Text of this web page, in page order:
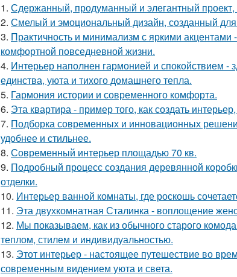
1. Сдержанный, продуманный и элегантный
2. Смелый и эмоциональный дизайн, созданный
3. Практичность и минимализм с яркими акцентами
комфортной повседневной жизни.
4. Интерьер наполнен гармонией и спокойствием -
единства, уюта и тихого домашнего тепла.
5. Гармония истории и современного комфорта.
6. Эта квартира - пример того, как создать
7. Подборка современных и инновационных
удобнее и стильнее.
8. Современный интерьер площадью 70 кв.
9. Подробный процесс создания деревянной
отделки.
10. Интерьер ванной комнаты, где роскошь
11. Эта двухкомнатная Сталинка - воплощение
12. Мы показываем, как из обычного старого
теплом, стилем и индивидуальностью.
13. Этот интерьер - настоящее путешествие во
современным видением уюта и света.